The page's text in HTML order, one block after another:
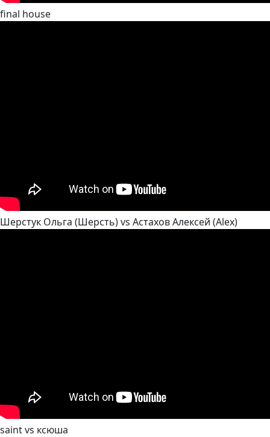
final house
Шерстук Ольга (Шерсть) vs Астахов Алексей (Alex)
saint vs ксюша